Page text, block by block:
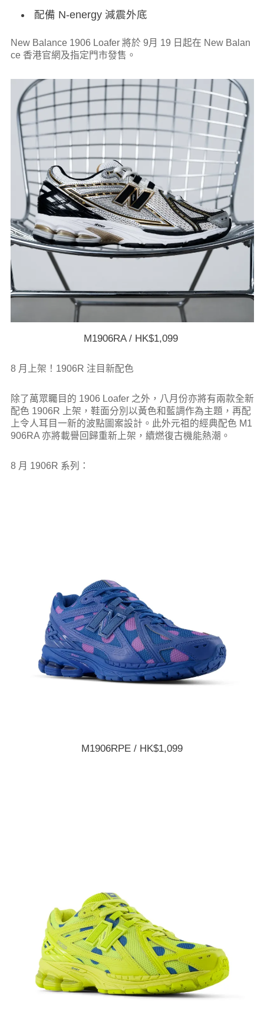
配備 N-energy 減震外底
New Balance 1906 Loafer 將於 9月 19 日起在 New Balan
ce 香港官網及指定門市發售。
M1906RA / HK$1,099
8 月上架！1906R 注目新配色
除了萬眾矚目的 1906 Loafer 之外，八月份亦將有兩款全新
配色 1906R 上架，鞋面分別以黃色和藍調作為主題，再配
上令人耳目一新的波點圖案設計。此外元祖的經典配色 M1
906RA 亦將載譽回歸重新上架，續燃復古機能熱潮。
8 月 1906R 系列：
M1906RPE / HK$1,099